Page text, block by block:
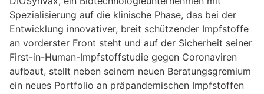
Spezialisierung auf die klinische Phase, das bei der
Entwicklung innovativer, breit schützender Impfstoffe
an vorderster Front steht und auf der Sicherheit seiner
First-in-Human-Impfstoffstudie gegen Coronaviren
aufbaut, stellt neben seinem neuen Beratungsgremium
ein neues Portfolio an präpandemischen Impfstoffen